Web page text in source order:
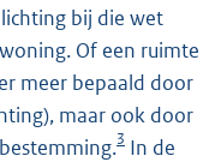
bij die wet
Of een ruimte
meer bepaald door
maar ook door
3 In de